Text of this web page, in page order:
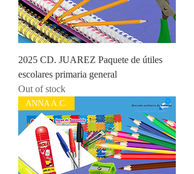
2025 CD. JUAREZ Paquete de útiles
escolares primaria general
Out of stock
ANNA A.C.